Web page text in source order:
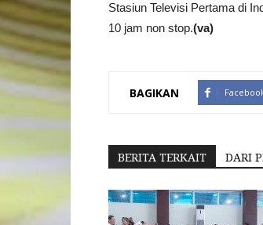
Stasiun Televisi Pertama di
10 jam non stop.(va)
BAGIKAN
BERITA TERKAIT DARI